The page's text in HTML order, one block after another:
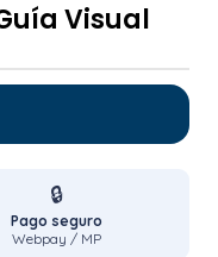
Visual
🔒
Pago seguro
Webpay / MP